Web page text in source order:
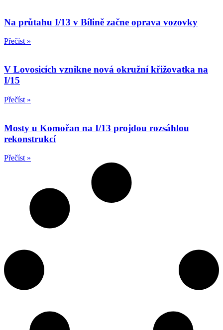
Na průtahu I/13 v Bílině začne oprava vozovky
Přečíst »
V Lovosicích vznikne nová okružní křižovatka na
I/15
Přečíst »
Mosty u Komořan na I/13 projdou rozsáhlou
rekonstrukcí
Přečíst »